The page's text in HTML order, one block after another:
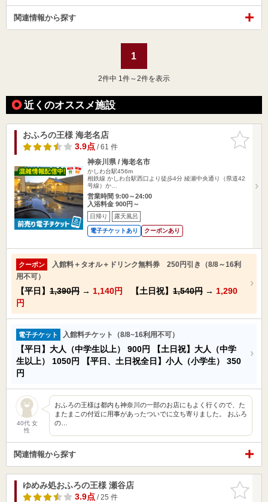
関連情報から探す
1
2件中 1件～2件を表示
近くのオススメ施設
お気に入
りに追加
おふろの王様 海老名店
3.9点/ 61 件
神奈川県 / 海老名市
かしわ台駅456m
相鉄線 かしわ台駅西口より徒歩4分 綾瀬中央通り（県道42
号線）か…
営業時間 9:00～24:00
入浴料金 900円～
日帰り 露天風呂
電子チケットあり クーポンあり
クーポン
入館料＋タオル＋ドリンク無料券 250円引き（8/8～16利
用不可）
【平日】 1,390円 → 1,140円 【土日祝】 1,540円 → 1,290
円
電子チケット 入館料チケット（8/8~16利用不可）
【平日】大人（中学生以上） 900円
【土日祝】大人（中学
生以上） 1050円 【平日、土日祝全日】小人（小学生） 350
円
40代 女
性
おふろの王様は都内も神奈川の一部のお店にもよく行くので、た
またまこの付近に用事があったついでに立ち寄りました。 おふろ
の…
関連情報から探す
お気に入
りに追加
ゆめみ処おふろの王様 瀬谷店
3.9点/ 25 件